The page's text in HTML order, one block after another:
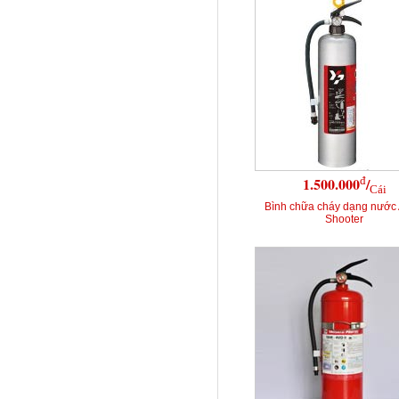
1.500.000đ/Cái
Bình chữa cháy dạng nước
Shooter